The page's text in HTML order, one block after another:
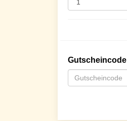
Gutscheincode